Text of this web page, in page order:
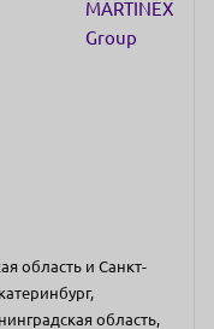
область и Санкт-
область,